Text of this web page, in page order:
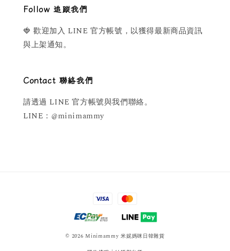
Follow 追蹤我們
🍓 歡迎加入 LINE 官方帳號，以獲得最新商品資訊
與上架通知。
Contact 聯絡我們
請透過 LINE 官方帳號與我們聯絡。
LINE：@minimammy
© 2026 Minimammy 米妮媽咪日韓雜貨